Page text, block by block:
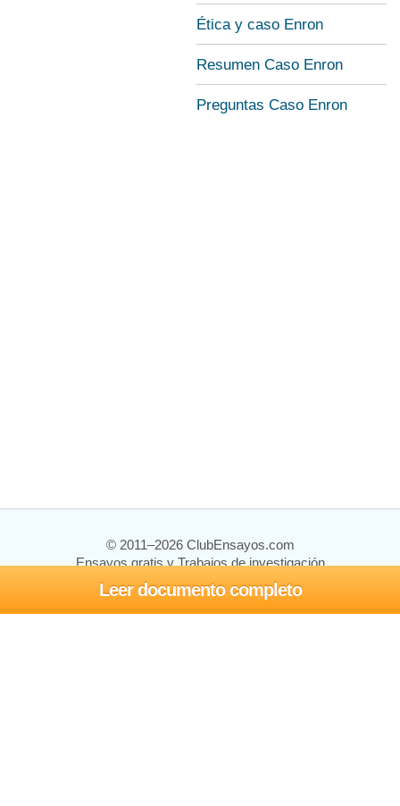
Leer documento completo
Ética y caso Enron
Resumen Caso Enron
Preguntas Caso Enron
© 2011–2026 ClubEnsayos.com
Ensayos gratis y Trabajos de investigación